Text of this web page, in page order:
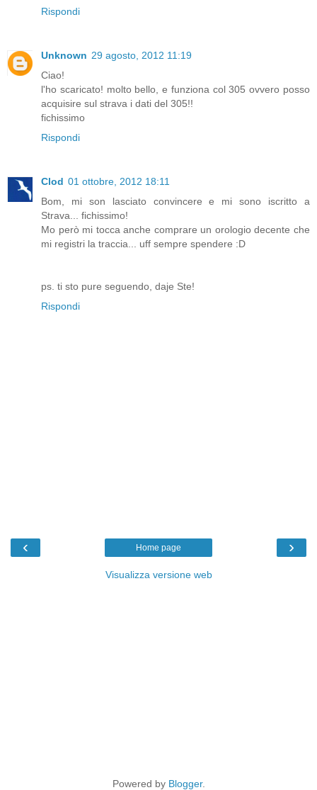
Rispondi
Unknown 29 agosto, 2012 11:19
Ciao!
l'ho scaricato! molto bello, e funziona col 305 ovvero posso
acquisire sul strava i dati del 305!!
fichissimo
Rispondi
Clod 01 ottobre, 2012 18:11
Bom, mi son lasciato convincere e mi sono iscritto a
Strava... fichissimo!
Mo però mi tocca anche comprare un orologio decente che
mi registri la traccia... uff sempre spendere :D
ps. ti sto pure seguendo, daje Ste!
Rispondi
‹ ›
Home page
Visualizza versione web
Powered by Blogger.